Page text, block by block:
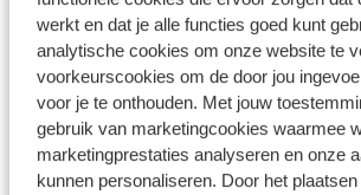
werkt en dat je alle functies goed kunt
analytische cookies om onze website te
voorkeurscookies om de door jou
voor je te onthouden. Met jouw
gebruik van marketingcookies waarmee
marketingprestaties analyseren en onze
kunnen personaliseren. Door het
n'est pas profonde. On a une belle
les avions et les bateaux. Il y a un
supermarché à côté de l'hôtel et un
de bus pour aller dans le centre de
Vertalen naar het Nederlands (BE)
Elena
Alleenstaande ouder
Bekijk alle 36
Ligging